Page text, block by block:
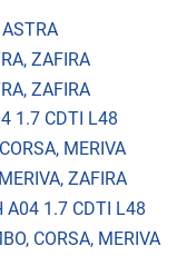
ZAFIRA
ZAFIRA
1.7 CDTI L48
MERIVA
ZAFIRA
A04 1.7 CDTI L48
CORSA, MERIVA